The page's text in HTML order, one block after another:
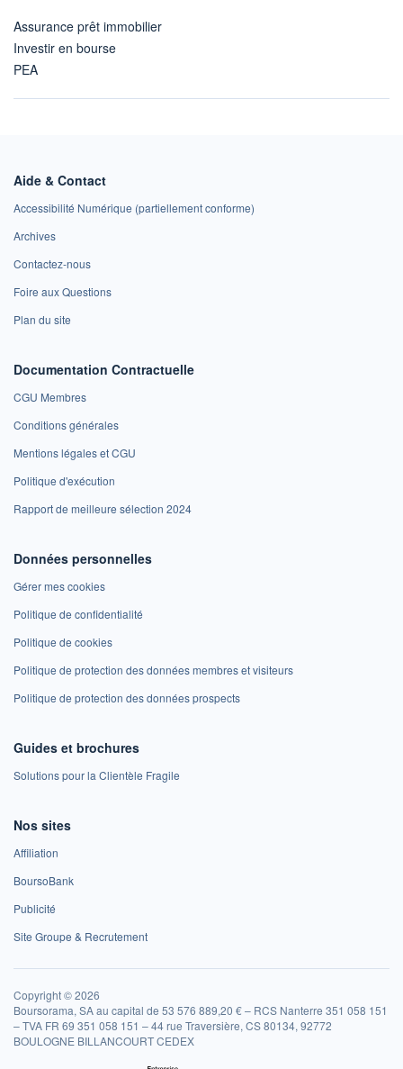
Assurance prêt immobilier
Investir en bourse
PEA
Aide & Contact
Accessibilité Numérique (partiellement conforme)
Archives
Contactez-nous
Foire aux Questions
Plan du site
Documentation Contractuelle
CGU Membres
Conditions générales
Mentions légales et CGU
Politique d'exécution
Rapport de meilleure sélection 2024
Données personnelles
Gérer mes cookies
Politique de confidentialité
Politique de cookies
Politique de protection des données membres et visiteurs
Politique de protection des données prospects
Guides et brochures
Solutions pour la Clientèle Fragile
Nos sites
Affiliation
BoursoBank
Publicité
Site Groupe & Recrutement
Copyright © 2026
Boursorama, SA au capital de 53 576 889,20 € – RCS Nanterre 351 058 151
– TVA FR 69 351 058 151 – 44 rue Traversière, CS 80134, 92772
BOULOGNE BILLANCOURT CEDEX